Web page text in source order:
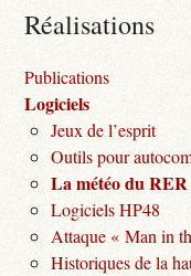
Réalisations
Publications
Logiciels
Jeux de l’esprit
Outils pour
La météo du RER
Logiciels HP48
Attaque « Man in
Historiques de la